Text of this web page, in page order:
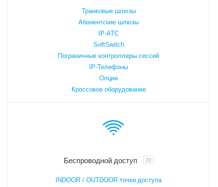
Транковые шлюзы
Абонентские шлюзы
IP-АТС
SoftSwitch
Пограничные контроллеры сессий
IP-Телефоны
Опции
Кроссовое оборудование
Беспроводной доступ 72
INDOOR / OUTDOOR точки доступа